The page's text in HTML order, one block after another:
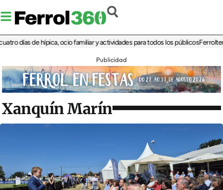
de hípica, ocio familiar y actividades para todos los públicosFerrolterra
Publicidad
Xanquín Marín